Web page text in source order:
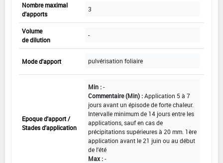
Nombre maximal
d'apports
3
Volume
de dilution
-
Mode d'apport pulvérisation foliaire
Epoque d'apport /
Stades d'application
Min :-
Commentaire (Min) :Application 5 à 7
jours avant un épisode de forte chaleur.
Intervalle minimum de 14 jours entre les
applications, sauf en cas de
précipitations supérieures à 20 mm. 1ère
application avant le 21 juin ou au début
de l'été
Max :-